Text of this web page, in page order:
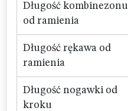
Długość kombinezonu
od ramienia
Długość rękawa od
ramienia
Długość nogawki od
kroku